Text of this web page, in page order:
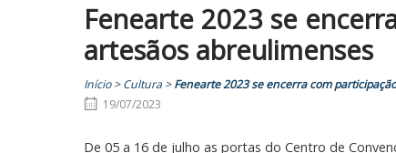
Fenearte 2023 se
artesãos abreulimenses
Início>Cultura >Fenearte 2023 se encerra com
19/07/2023
De 05 a 16 de julho as portas do Centro de